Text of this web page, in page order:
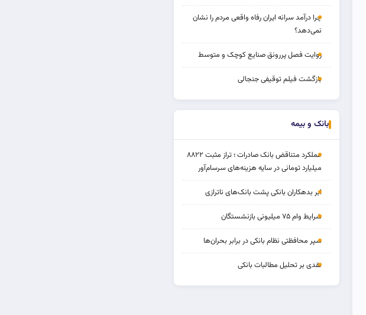
چرا درآمد سرانه ایران رفاه واقعی مردم را نشان
نمی‌دهد؟
روایت فصل پررونق صنایع کوچک و متوسط
بازگشت فیلم توقیفی جنجالی
بانک و بیمه
عملکرد متناقض بانک صادرات ؛ تراز مثبت ۸۸۲۲
میلیارد تومانی در سایه هزینه‌های سرسام‌آور
ابر بدهکاران بانکی پشت بانک‌های ناترازی
شرایط وام ۷۵ میلیونی بازنشستگان
سپر محافظتی نظام بانکی در برابر بحران‌ها
نقدی بر تحلیل مطالبات بانکی